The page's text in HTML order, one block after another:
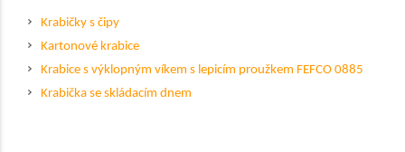
Krabičky s čipy
Kartonové krabice
Krabice s výklopným víkem s lepicím proužkem FEFCO 0885
Krabička se skládacím dnem